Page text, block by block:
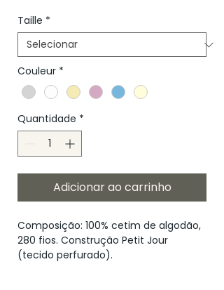
Taille *
Couleur *
Quantidade *
Adicionar ao carrinho
Composição: 100% cetim de algodão,
280 fios. Construção Petit Jour
(tecido perfurado).